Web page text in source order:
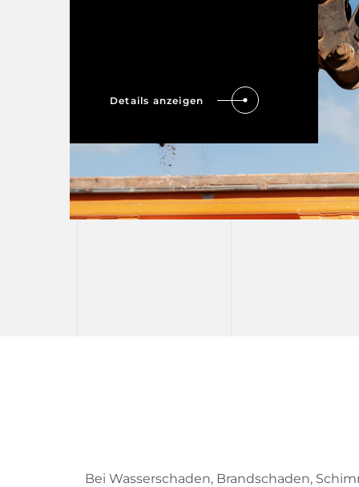
Details anzeigen
Bei Wasserschaden, Brandschaden,